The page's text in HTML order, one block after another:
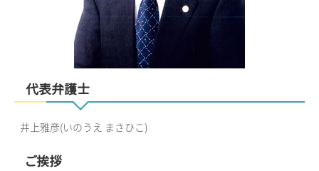
代表弁護士
井上雅彦(いのうえ まさひこ)
ご挨拶